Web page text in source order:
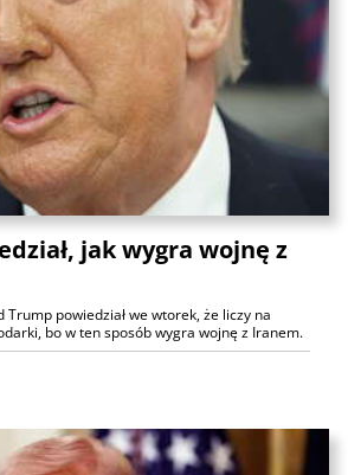
jak wygra wojnę z
Trump powiedział we wtorek, że liczy na
bo w ten sposób wygra wojnę z Iranem.